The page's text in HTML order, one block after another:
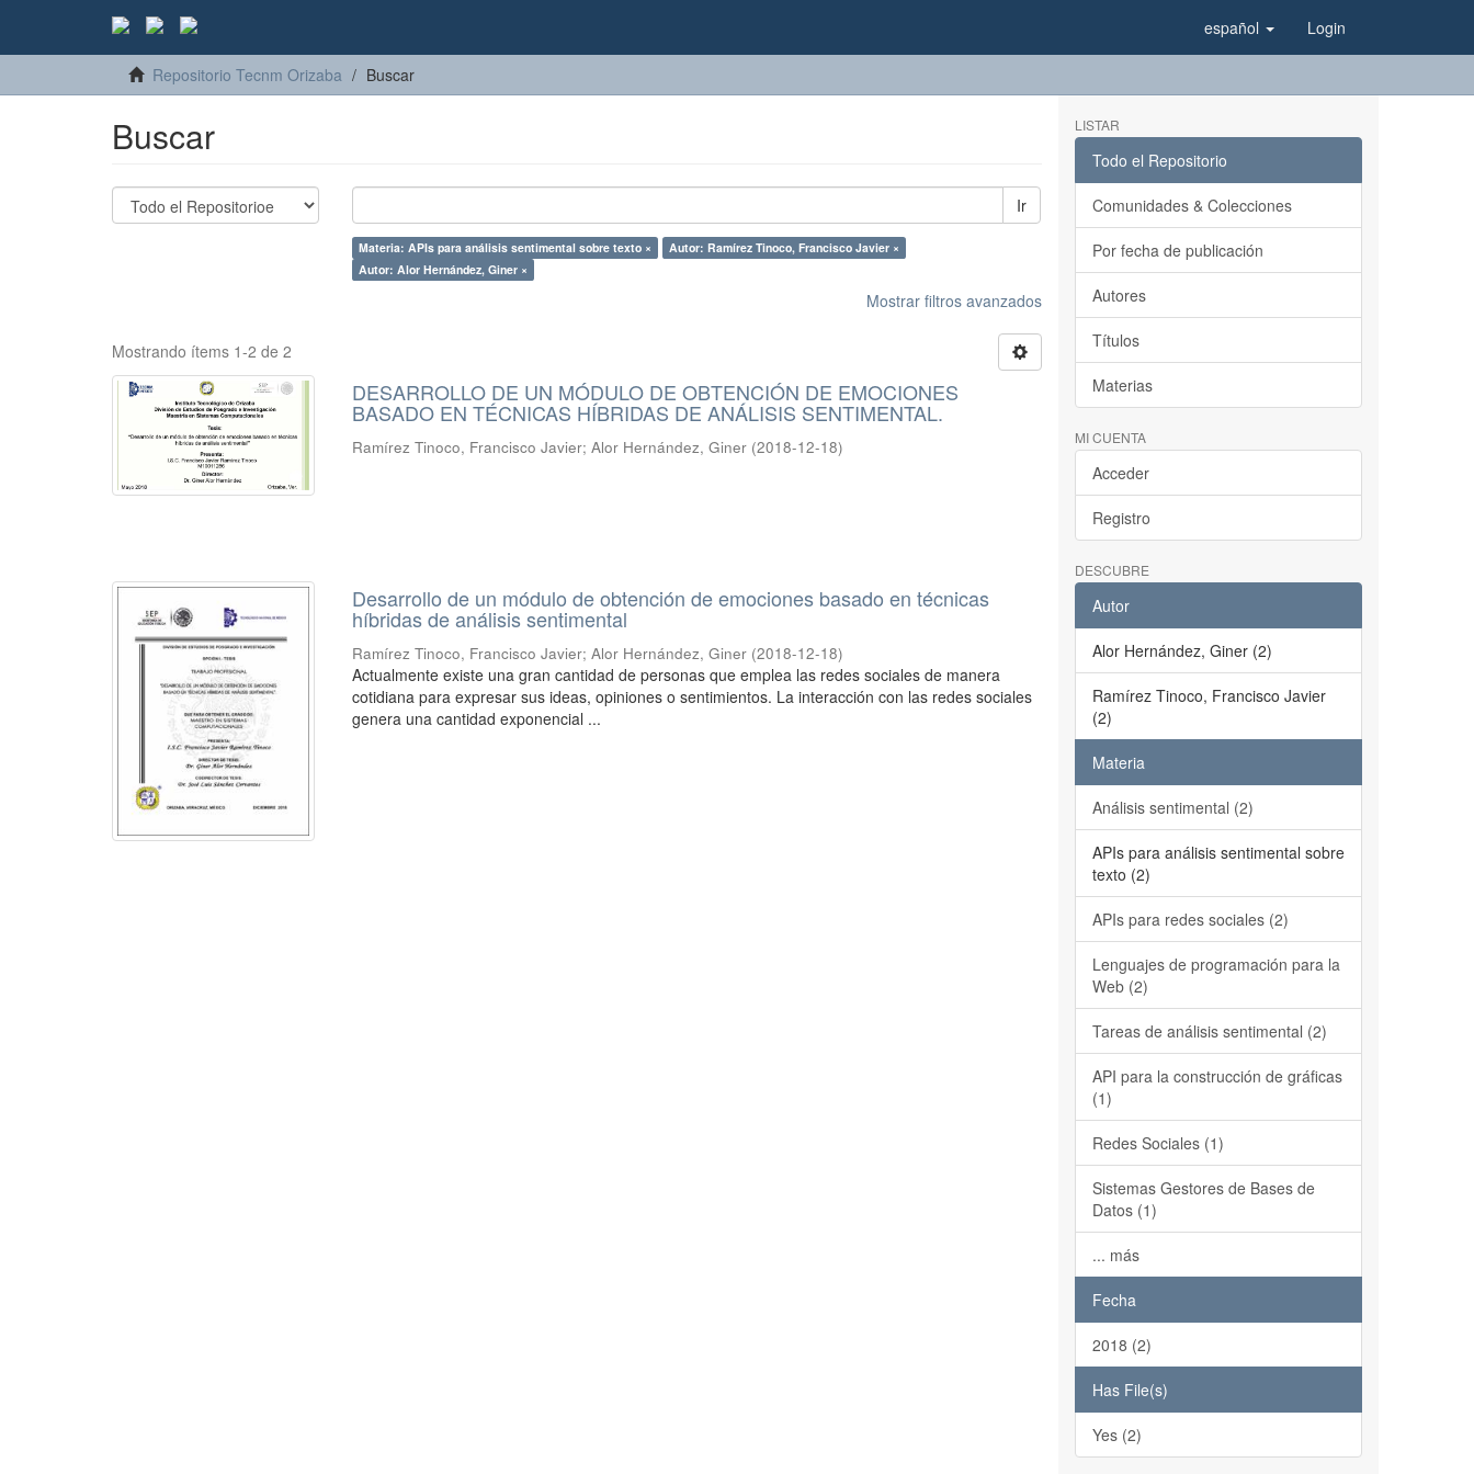
español Login
Repositorio Tecnm Orizaba Buscar
Buscar
Ir
Materia: APIs para análisis sentimental sobre texto ×
Autor: Ramírez Tinoco, Francisco Javier ×
Autor: Alor Hernández, Giner ×
Mostrar filtros avanzados
Mostrando ítems 1-2 de 2
DESARROLLO DE UN MÓDULO DE OBTENCIÓN DE EMOCIONES
BASADO EN TÉCNICAS HÍBRIDAS DE ANÁLISIS SENTIMENTAL.
Ramírez Tinoco, Francisco Javier;Alor Hernández, Giner (2018-12-18)
Desarrollo de un módulo de obtención de emociones basado en técnicas
híbridas de análisis sentimental
Ramírez Tinoco, Francisco Javier;Alor Hernández, Giner (2018-12-18)
Actualmente existe una gran cantidad de personas que emplea las redes sociales de manera
cotidiana para expresar sus ideas, opiniones o sentimientos. La interacción con las redes sociales
genera una cantidad exponencial ...
LISTAR
Todo el Repositorio
Comunidades & Colecciones
Por fecha de publicación
Autores
Títulos
Materias
MI CUENTA
Acceder
Registro
DESCUBRE
Autor
Alor Hernández, Giner (2)
Ramírez Tinoco, Francisco Javier
(2)
Materia
Análisis sentimental (2)
APIs para análisis sentimental sobre
texto (2)
APIs para redes sociales (2)
Lenguajes de programación para la
Web (2)
Tareas de análisis sentimental (2)
API para la construcción de gráficas
(1)
Redes Sociales (1)
Sistemas Gestores de Bases de
Datos (1)
... más
Fecha
2018 (2)
Has File(s)
Yes (2)